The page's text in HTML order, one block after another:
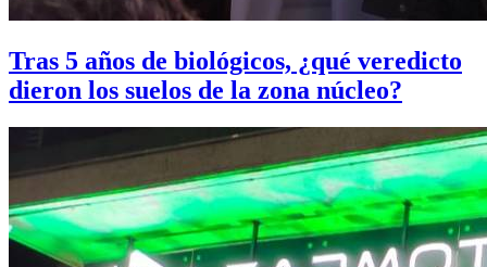
Tras 5 años de biológicos, ¿qué veredicto
dieron los suelos de la zona núcleo?